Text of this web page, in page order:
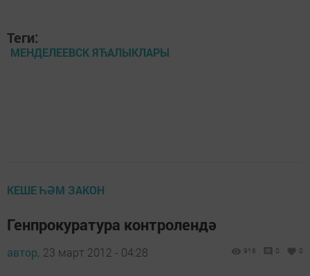
Теги:
МЕНДЕЛЕЕВСК ЯЋАЛЫКЛАРЫ
КЕШЕ ҺӘМ ЗАКОН
Генпрокуратура контролендә
автор, 23 март 2012 - 04:28 916 0 0